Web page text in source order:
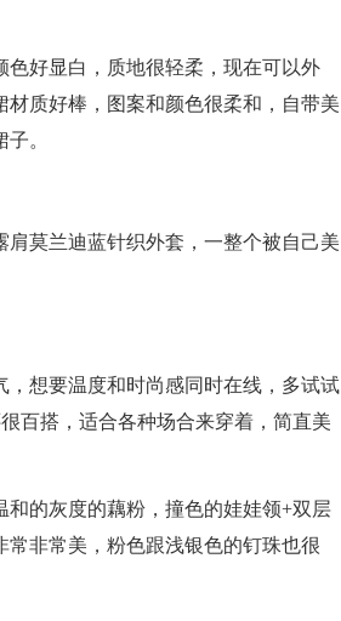
好显白，质地很轻柔，现在可以外
质好棒，图案和颜色很柔和，自带美
。
莫兰迪蓝针织外套，一整个被自己美
想要温度和时尚感同时在线，多试试
百搭，适合各种场合来穿着，简直美
的灰度的藕粉，撞色的娃娃领+双层
非常美，粉色跟浅银色的钉珠也很